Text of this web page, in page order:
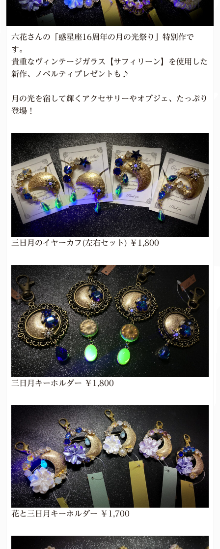
六花さんの「惑星座16周年の月の光祭り」特別作で
す。
貴重なヴィンテージガラス【サフィリーン】を使用した
新作、ノベルティプレゼントも♪
月の光を宿して輝くアクセサリーやオブジェ、たっぷり
登場！
三日月のイヤーカフ(左右セット) ￥1,800
三日月キーホルダー ￥1,800
花と三日月キーホルダー ￥1,700